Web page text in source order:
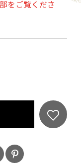
月以上の期間
内に発送いた
をご覧くださ